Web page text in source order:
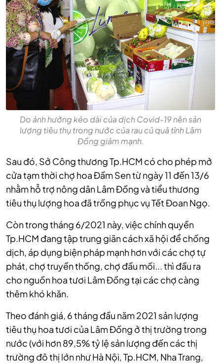
Do ảnh hưởng kéo dài của dịch Covid-19 nên sản
lượng tiêu thụ trong nước của rau củ quả tỉnh Lâm
Đồng giảm mạnh.
Sau đó, Sở Công thương Tp.HCM có cho phép mở
cửa tạm thời chợ hoa Đầm Sen từ ngày 11 đến 13/6
nhằm hỗ trợ nông dân Lâm Đồng và tiểu thương
tiêu thụ lượng hoa đã trồng phục vụ Tết Đoan Ngọ.
Còn trong tháng 6/2021 này, việc chính quyền
Tp.HCM đang tập trung giãn cách xã hội để chống
dịch, áp dụng biện pháp mạnh hơn với các chợ tự
phát, chợ truyền thống, chợ đầu mối... thì đầu ra
cho nguồn hoa tươi Lâm Đồng tại các chợ càng
thêm khó khăn.
Theo đánh giá, 6 tháng đầu năm 2021 sản lượng
tiêu thụ hoa tươi của Lâm Đồng ở thị trường trong
nước (với hơn 89,5% tỷ lệ sản lượng đến các thị
trường đô thị lớn như Hà Nội, Tp.HCM, Nha Trang,